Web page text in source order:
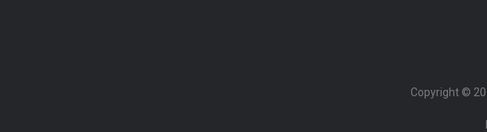
Copyright ©